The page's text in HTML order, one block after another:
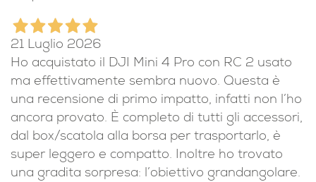
Acquirente verificato
21 Luglio 2026
Ho acquistato il DJI Mini 4 Pro con RC 2 usato
ma effettivamente sembra nuovo. Questa è
una recensione di primo impatto, infatti non l’ho
ancora provato. È completo di tutti gli accessori,